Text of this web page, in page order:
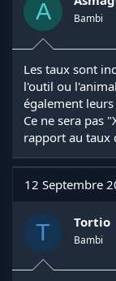
A Bambi
Les taux sont
l'outil ou
également
Ce ne sera pas
rapport au taux
12 Septembre
T Tortio
Bambi